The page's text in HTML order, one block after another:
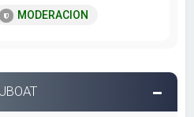
MODERACION
UBOAT